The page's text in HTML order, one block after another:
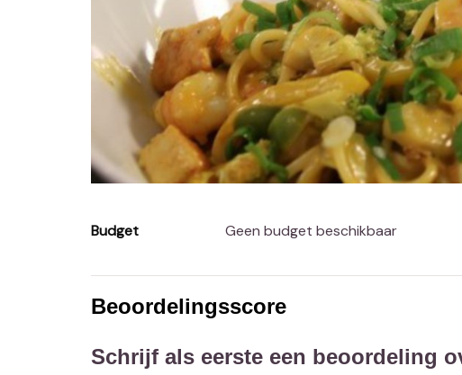
Budget Geen budget beschikbaar
Beoordelingsscore
Schrijf als eerste een beoordeling